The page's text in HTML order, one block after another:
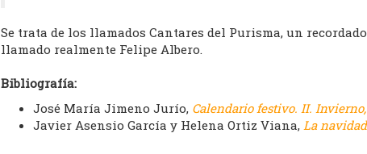
Se trata de los llamados Cantares del Purisma, un
llamado realmente Felipe Albero.
Bibliografía:
José María Jimeno Jurío, Calendario festivo. II. Invierno,
Javier Asensio García y Helena Ortiz Viana, La